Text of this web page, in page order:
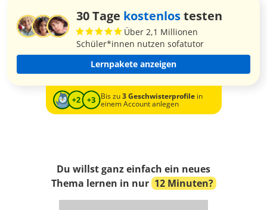
30 Tage kostenlostesten
Über 2,1 Millionen
Schüler*innen nutzen sofatutor
Lernpakete anzeigen
Bis zu3 Geschwisterprofilein
einem Account anlegen
Du willst ganz einfach ein neues
Thema lernen in nur 12 Minuten?